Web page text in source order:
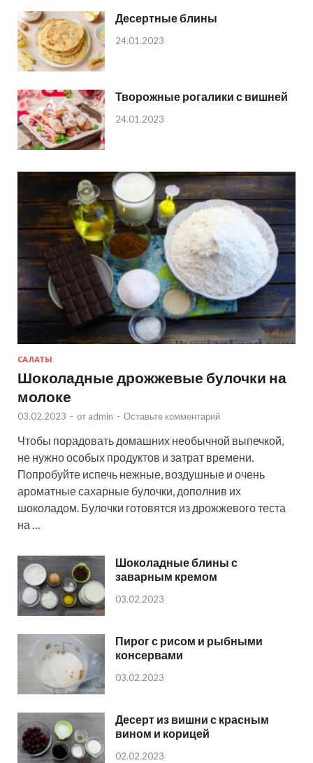
Десертные блины
24.01.2023
Творожные рогалики с вишней
24.01.2023
САЛАТЫ
Шоколадные дрожжевые булочки на
молоке
03.02.2023 - от admin - Оставьте комментарий
Чтобы порадовать домашних необычной выпечкой,
не нужно особых продуктов и затрат времени.
Попробуйте испечь нежные, воздушные и очень
ароматные сахарные булочки, дополнив их
шоколадом. Булочки готовятся из дрожжевого теста
на …
Шоколадные блины с
заварным кремом
03.02.2023
Пирог с рисом и рыбными
консервами
03.02.2023
Десерт из вишни с красным
вином и корицей
02.02.2023